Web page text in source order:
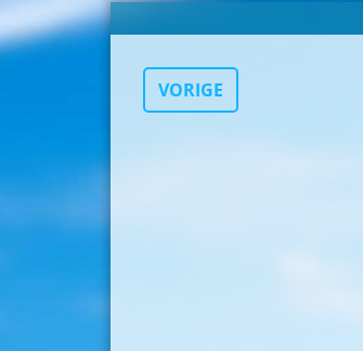
VORIGE